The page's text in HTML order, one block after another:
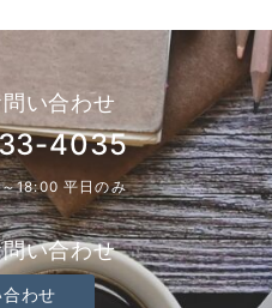
い合わせ
4035
18:00 平日のみ
い合わせ
わせ